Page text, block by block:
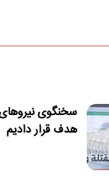
سخنگوی
هدف قرار دادیم